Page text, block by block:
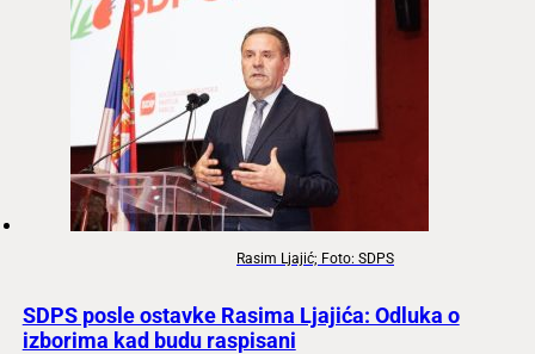
Rasim Ljajić; Foto: SDPS
SDPS posle ostavke Rasima Ljajića: Odluka o
izborima kad budu raspisani